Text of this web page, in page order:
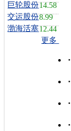
巨轮股份14.58
交运股份8.99
渤海活塞12.44
更多